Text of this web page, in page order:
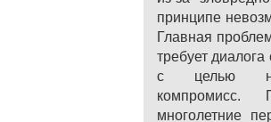
принципе
Главная
требует
с целью
многолетние